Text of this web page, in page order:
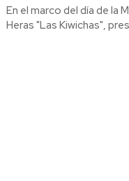
En el marco del día de la
Heras "Las Kiwichas",